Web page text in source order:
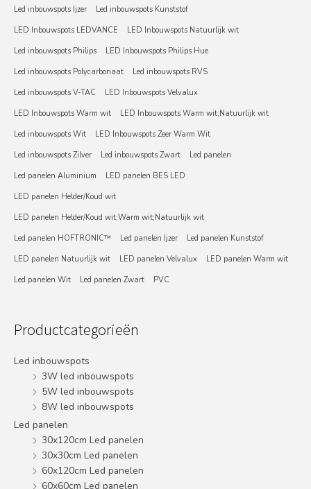
Led inbouwspots Ijzer
Led inbouwspots Kunststof
LED Inbouwspots LEDVANCE
LED Inbouwspots Natuurlijk wit
Led inbouwspots Philips
LED Inbouwspots Philips Hue
Led inbouwspots Polycarbonaat
Led inbouwspots RVS
Led inbouwspots V-TAC
LED Inbouwspots Velvalux
LED Inbouwspots Warm wit
LED Inbouwspots Warm wit;Natuurlijk wit
Led inbouwspots Wit
LED Inbouwspots Zeer Warm Wit
Led inbouwspots Zilver
Led inbouwspots Zwart
Led panelen
Led panelen Aluminium
LED panelen BES LED
LED panelen Helder/Koud wit
LED panelen Helder/Koud wit;Warm wit;Natuurlijk wit
Led panelen HOFTRONIC™
Led panelen Ijzer
Led panelen Kunststof
LED panelen Natuurlijk wit
LED panelen Velvalux
LED panelen Warm wit
Led panelen Wit
Led panelen Zwart PVC
Productcategorieën
Led inbouwspots
3W led inbouwspots
5W led inbouwspots
8W led inbouwspots
Led panelen
30x120cm Led panelen
30x30cm Led panelen
60x120cm Led panelen
60x60cm Led panelen